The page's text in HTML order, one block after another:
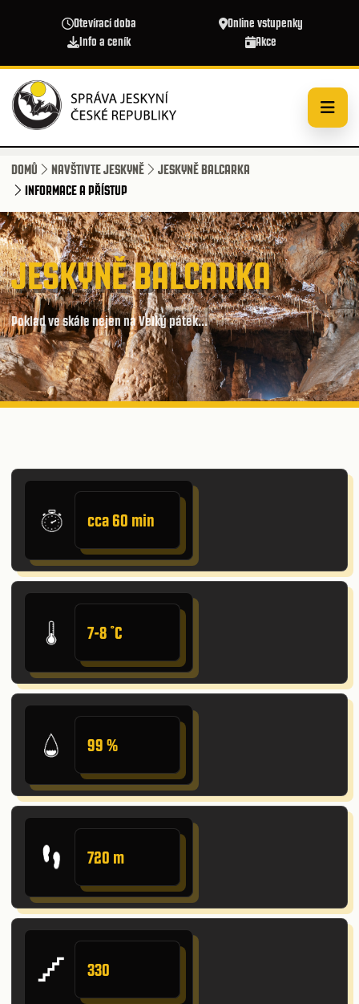
Otevírací doba
Online vstupenky
Info a ceník
Akce
DOMŮ NAVŠTIVTE JESKYNĚ
JESKYNĚ BALCARKA
INFORMACE A PŘÍSTUP
JESKYNĚ BALCARKA
Poklad ve skále nejen na Velký pátek...
cca 60 min
7-8 ˚C
99 %
720 m
330